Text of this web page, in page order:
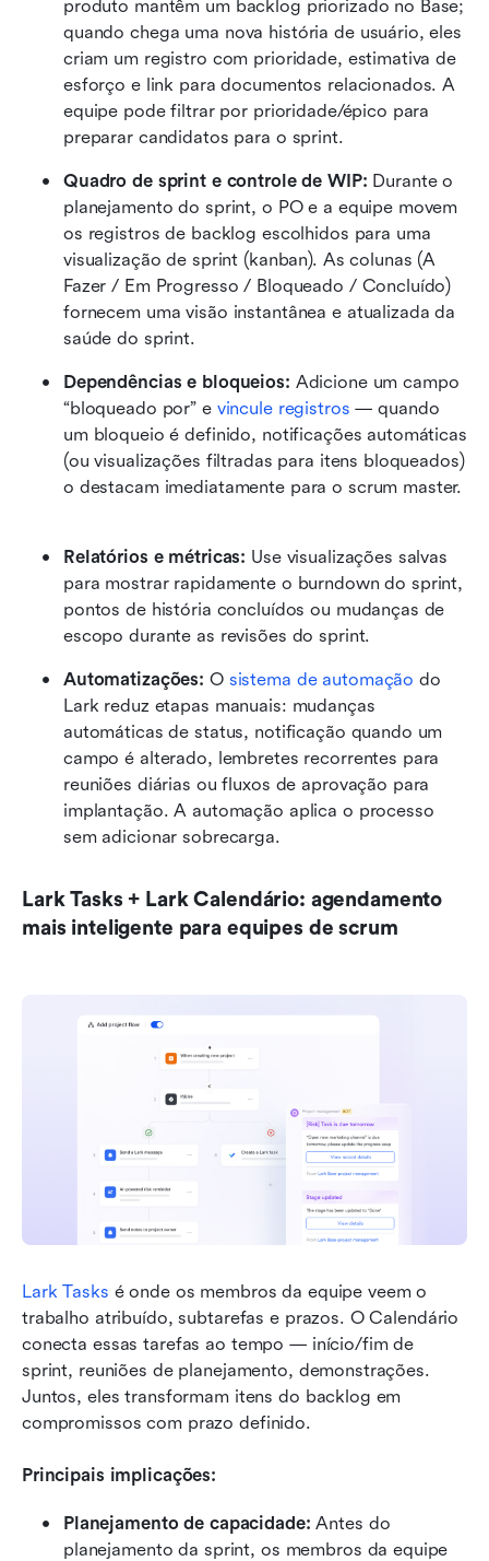
produto mantêm um backlog priorizado no Base;
quando chega uma nova história de usuário, eles
criam um registro com prioridade, estimativa de
esforço e link para documentos relacionados. A
equipe pode filtrar por prioridade/épico para
preparar candidatos para o sprint.
Quadro de sprint e controle de WIP: Durante o
planejamento do sprint, o PO e a equipe movem
os registros de backlog escolhidos para uma
visualização de sprint (kanban). As colunas (A
Fazer / Em Progresso / Bloqueado / Concluído)
fornecem uma visão instantânea e atualizada da
saúde do sprint.
Dependências e bloqueios: Adicione um campo
“bloqueado por” e vincule registros — quando
um bloqueio é definido, notificações automáticas
(ou visualizações filtradas para itens bloqueados)
Relatórios e métricas: Use visualizações salvas
para mostrar rapidamente o burndown do sprint,
pontos de história concluídos ou mudanças de
escopo durante as revisões do sprint.
Automatizações: O sistema de automação do
Lark reduz etapas manuais: mudanças
automáticas de status, notificação quando um
campo é alterado, lembretes recorrentes para
reuniões diárias ou fluxos de aprovação para
implantação. A automação aplica o processo
sem adicionar sobrecarga.
Lark Tasks + Lark Calendário: agendamento
mais inteligente para equipes de scrum
Lark Tasks é onde os membros da equipe veem o
trabalho atribuído, subtarefas e prazos. O Calendário
conecta essas tarefas ao tempo — início/fim de
sprint, reuniões de planejamento, demonstrações.
Juntos, eles transformam itens do backlog em
compromissos com prazo definido.
Principais implicações:
Planejamento de capacidade: Antes do